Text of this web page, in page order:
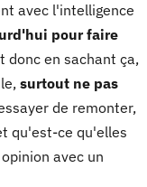
avec l'intelligence
pour faire
donc en sachant ça,
surtout ne pas
de remonter,
qu'est-ce qu'elles
avec un